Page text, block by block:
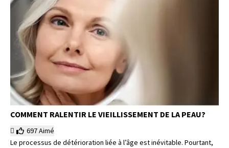
COMMENT RALENTIR LE VIEILLISSEMENT DE LA PEAU?
697Aimé
Le processus de détérioration liée à l’âge est inévitable. Pourtant,